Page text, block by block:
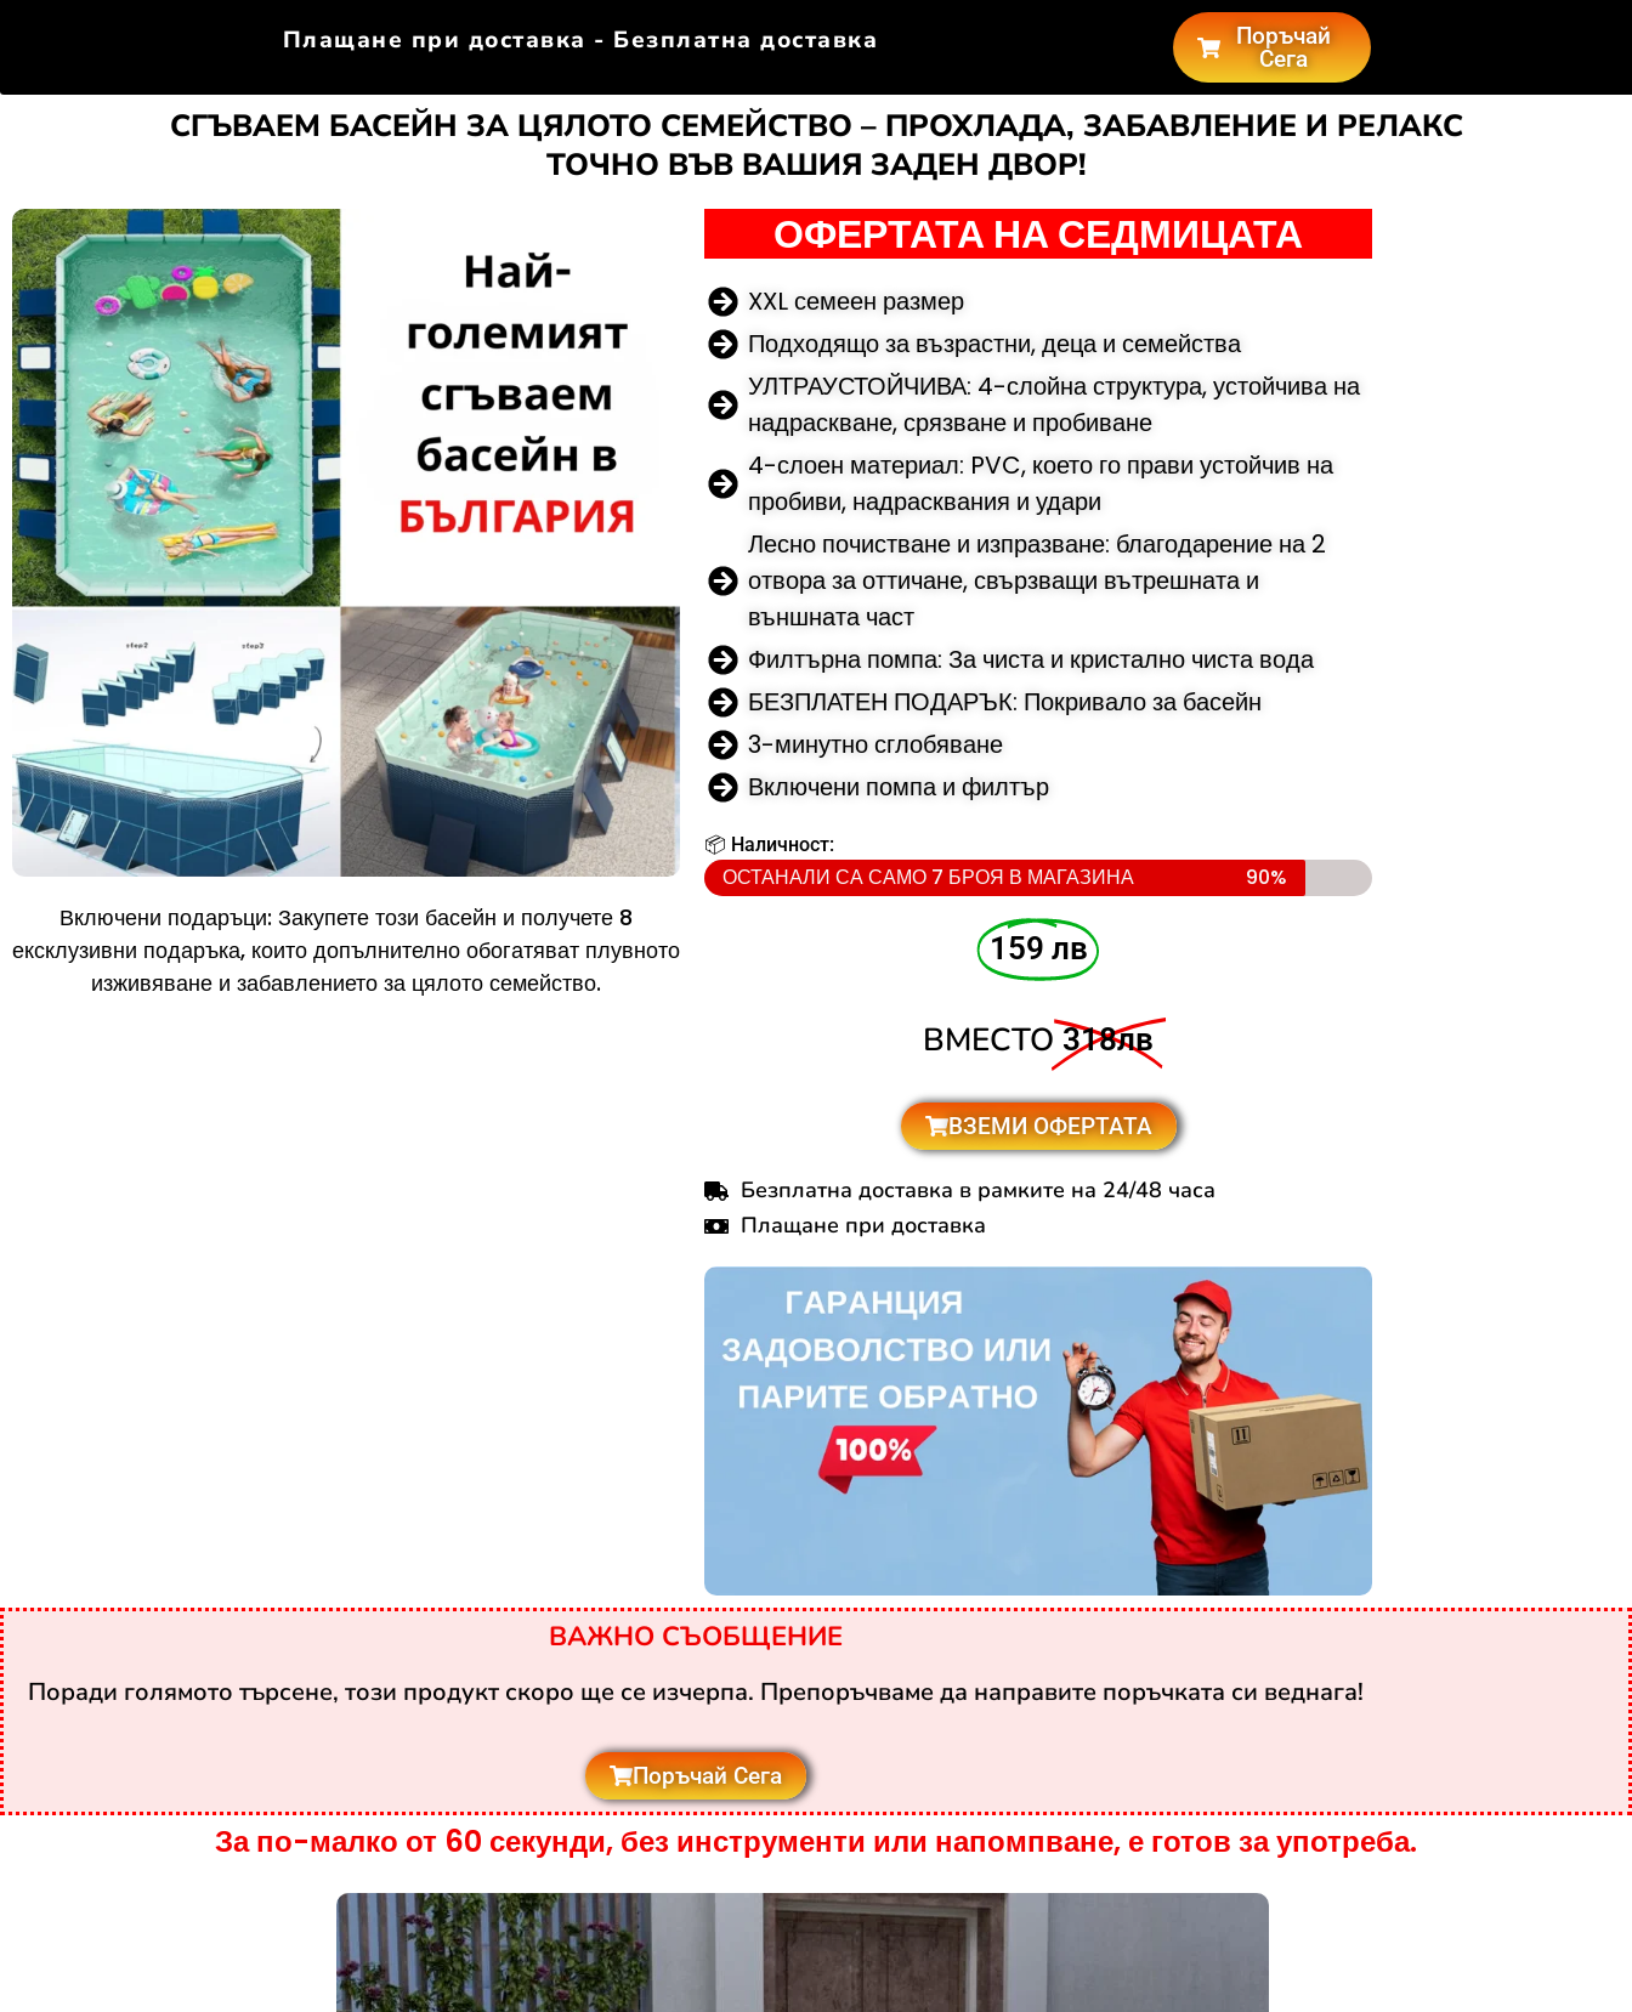
Плащане при доставка - Безплатна доставка
Поръчай
Сега
СГЪВАЕМ БАСЕЙН ЗА ЦЯЛОТО СЕМЕЙСТВО – ПРОХЛАДА, ЗАБАВЛЕНИЕ И РЕЛАКС
ТОЧНО ВЪВ ВАШИЯ ЗАДЕН ДВОР!
Включени подаръци: Закупете този басейн и получете 8
ексклузивни подаръка, които допълнително обогатяват плувното
изживяване и забавлението за цялото семейство.
ОФЕРТАТА НА СЕДМИЦАТА
XXL семеен размер
Подходящо за възрастни, деца и семейства
УЛТРАУСТОЙЧИВА: 4-слойна структура, устойчива на
надраскване, срязване и пробиване
4-слоен материал: PVC, което го прави устойчив на
пробиви, надрасквания и удари
Лесно почистване и изпразване: благодарение на 2
отвора за оттичане, свързващи вътрешната и
външната част
Филтърна помпа: За чиста и кристално чиста вода
БЕЗПЛАТЕН ПОДАРЪК: Покривало за басейн
3-минутно сглобяване
Включени помпа и филтър
📦 Наличност:
ОСТАНАЛИ СА САМО 7 БРОЯ В МАГАЗИНА 90%
159 лв
ВМЕСТО 318лв
ВЗЕМИ ОФЕРТАТА
Безплатна доставка в рамките на 24/48 часа
Плащане при доставка
ВАЖНО СЪОБЩЕНИЕ
Поради голямото търсене, този продукт скоро ще се изчерпа. Препоръчваме да направите поръчката си веднага!
Поръчай Сега
За по-малко от 60 секунди, без инструменти или напомпване, е готов за употреба.